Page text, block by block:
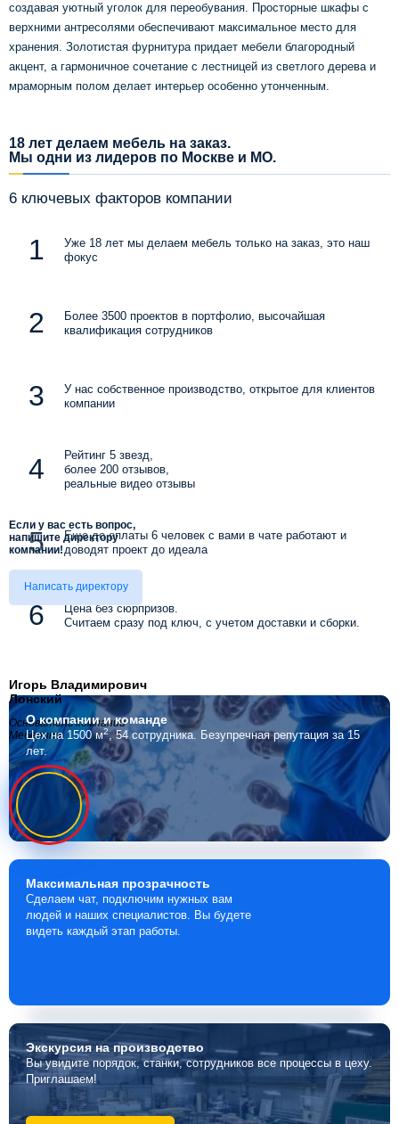
создавая уютный уголок для переобувания. Просторные шкафы с
верхними антресолями обеспечивают максимальное место для
хранения. Золотистая фурнитура придает мебели благородный
акцент, а гармоничное сочетание с лестницей из светлого дерева и
мраморным полом делает интерьер особенно утонченным.
18 лет делаем мебель на заказ.
Мы одни из лидеров по Москве и МО.
6 ключевых факторов компании
Уже 18 лет мы делаем мебель только на заказ, это наш
фокус
Более 3500 проектов в портфолио, высочайшая
квалификация сотрудников
У нас собственное производство, открытое для клиентов
компании
Рейтинг 5 звезд,
более 200 отзывов,
реальные видео отзывы
Еще до оплаты 6 человек с вами в чате работают и
доводят проект до идеала
Цена без сюрпризов.
Считаем сразу под ключ, с учетом доставки и сборки.
Если у вас есть вопрос,
напишите директору
компании!
Написать директору
Игорь Владимирович
Лонский
Основатель компании
Мебелино
О компаниии команде
Цех на 1500 м2, 54 сотрудника. Безупречная репутация за 15
лет.
Максимальная прозрачность
Сделаем чат, подключим нужных вам
людей и наших специалистов. Вы будете
видеть каждый этап работы.
Экскурсияна производство
Вы увидите порядок, станки, сотрудников все процессы в цеху.
Приглашаем!